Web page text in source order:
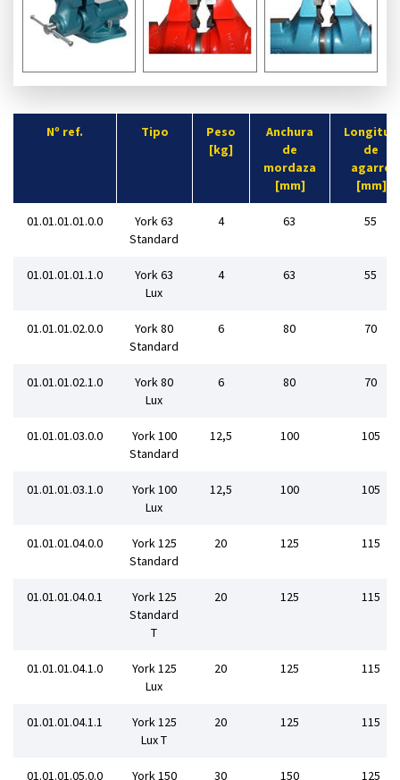
Nº ref. Tipo
Peso
[kg]
Anchura
de
mordaza
[mm]
Longitud
de
agarre
[mm]
01.01.01.01.0.0
York 63
Standard
4 63 55
01.01.01.01.1.0
York 63
Lux
4 63 55
01.01.01.02.0.0
York 80
Standard
6 80 70
01.01.01.02.1.0
York 80
Lux
6 80 70
01.01.01.03.0.0
York 100
Standard
12,5 100 105
01.01.01.03.1.0
York 100
Lux
12,5 100 105
01.01.01.04.0.0
York 125
Standard
20 125 115
01.01.01.04.0.1
York 125
Standard
T
20 125 115
01.01.01.04.1.0
York 125
Lux
20 125 115
01.01.01.04.1.1
York 125
Lux T
20 125 115
01.01.01.05.0.0 York 150 30 150 125